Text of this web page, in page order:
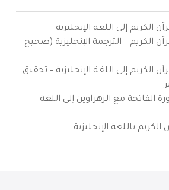
الكريم إلى اللغة الإنجليزية
الكريم – الترجمة الإنجليزية (صحيح
الكريم إلى اللغة الإنجليزية – تحقيق
الفاتحة مع الزهراوين إلى اللغة
الكريم باللغة الإنجليزية